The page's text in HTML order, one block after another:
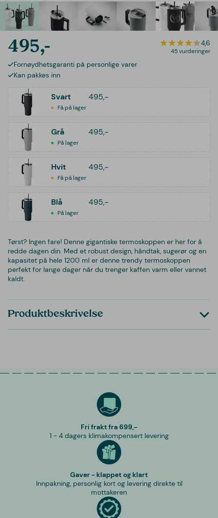
495,- 4,6
45 vurderinger
Fornøydhetsgaranti på personlige varer
Kan pakkes inn
Svart 495,-
Få på lager
Grå 495,-
På lager
Hvit 495,-
Få på lager
Blå 495,-
På lager
Tørst? Ingen fare! Denne gigantiske termoskoppen er her for å
redde dagen din. Med et robust design, håndtak, sugerør og en
kapasitet på hele 1200 ml er denne trendy termoskoppen
perfekt for lange dager når du trenger kaffen varm eller vannet
kaldt.
Produktbeskrivelse
Fri frakt fra 699,-
1 - 4 dagers klimakompensert levering
Gaver - klappet og klart
Innpakning, personlig kort og levering direkte til
mottakeren